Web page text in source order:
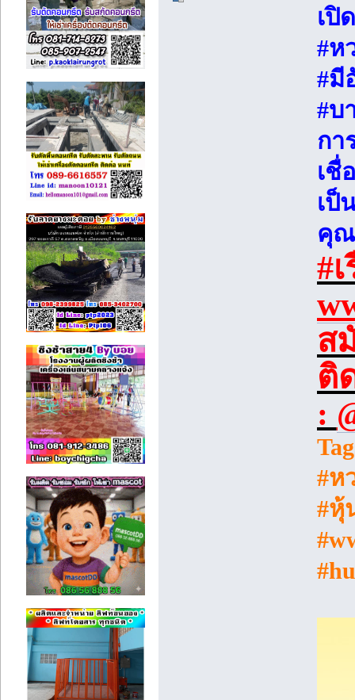
เปิ
#ห
#มี
#บ
กา
เชื่
เป็
คุ
#
ส
ติ
:
#ห
#หุ้